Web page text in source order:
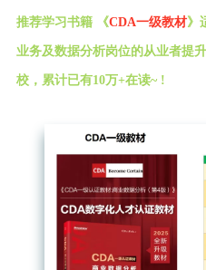
推荐学习书籍 《CDA一级教材》
业务及数据分析岗位的从业者提
校，累计已有10万+在读~ !